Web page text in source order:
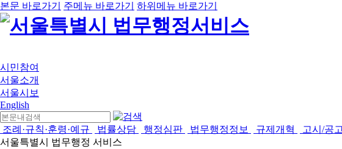
본문 바로가기 주메뉴 바로가기 하위메뉴 바로가기
시민참여
서울소개
서울시보
English
조례·규칙·훈령·예규 법률상담 행정심판 법무행정정보 규제개혁 고시/공고
서울특별시 법무행정 서비스